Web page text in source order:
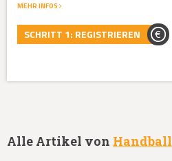
MEHR INFOS
SCHRITT 1: REGISTRIEREN
Alle Artikel von Handball